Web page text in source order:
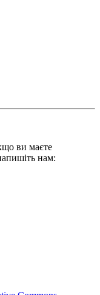
ви маєте
нам: